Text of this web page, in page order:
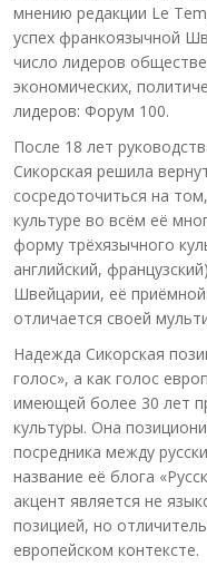
мнению редакции Le
успех франкоязычной
число лидеров
экономических,
лидеров: Форум 100.
После 18 лет
Сикорская решила
сосредоточиться на
культуре во всём её
форму трёхязычного
английский,
Швейцарии, её
отличается своей
Надежда Сикорская
голос», а как голос
имеющей более 30 лет
культуры. Она
посредника между
название её блога
акцент является не
позицией, но
европейском контексте.